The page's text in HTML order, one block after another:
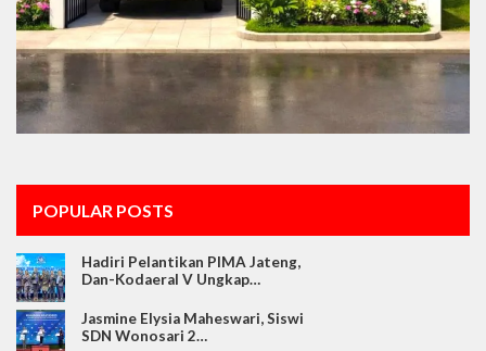
POPULAR POSTS
Hadiri Pelantikan PIMA Jateng,
Dan-Kodaeral V Ungkap…
Jasmine Elysia Maheswari, Siswi
SDN Wonosari 2…